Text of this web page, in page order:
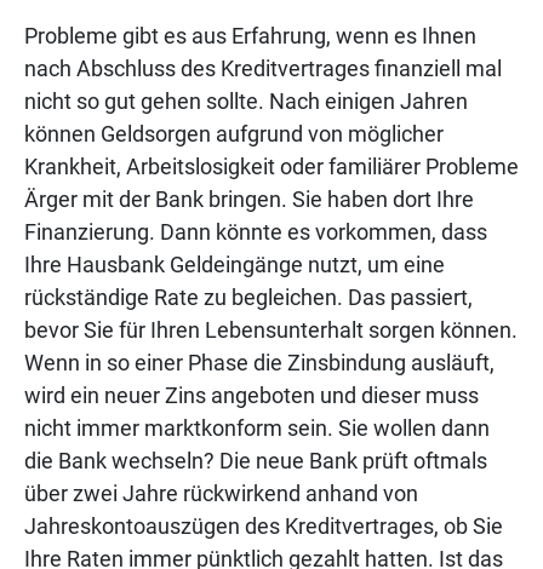
Probleme gibt es aus Erfahrung, wenn es Ihnen
nach Abschluss des Kreditvertrages finanziell mal
nicht so gut gehen sollte. Nach einigen Jahren
können Geldsorgen aufgrund von möglicher
Krankheit, Arbeitslosigkeit oder familiärer Probleme
Ärger mit der Bank bringen. Sie haben dort Ihre
Finanzierung. Dann könnte es vorkommen, dass
Ihre Hausbank Geldeingänge nutzt, um eine
rückständige Rate zu begleichen. Das passiert,
bevor Sie für Ihren Lebensunterhalt sorgen können.
Wenn in so einer Phase die Zinsbindung ausläuft,
wird ein neuer Zins angeboten und dieser muss
nicht immer marktkonform sein. Sie wollen dann
die Bank wechseln? Die neue Bank prüft oftmals
über zwei Jahre rückwirkend anhand von
Jahreskontoauszügen des Kreditvertrages, ob Sie
Ihre Raten immer pünktlich gezahlt hatten. Ist das